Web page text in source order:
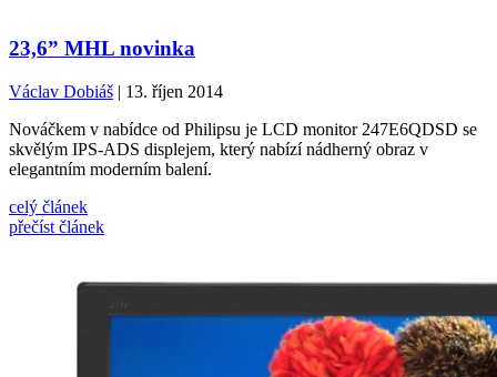
23,6” MHL novinka
Václav Dobiáš | 13. říjen 2014
Nováčkem v nabídce od Philipsu je LCD monitor 247E6QDSD se
skvělým IPS-ADS displejem, který nabízí nádherný obraz v
elegantním moderním balení.
celý článek
přečíst článek